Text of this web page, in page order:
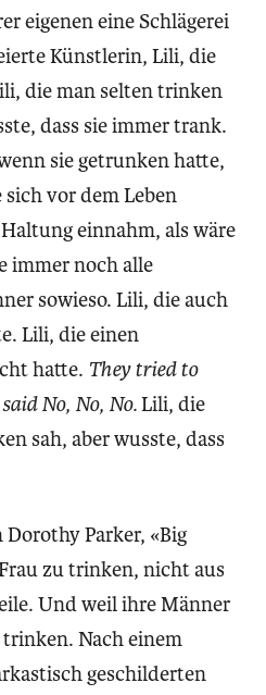
eigenen eine Schlägerei
Künstlerin, Lili, die
die man selten trinken
dass sie immer trank.
sie getrunken hatte,
vor dem Leben
einnahm, als wäre
immer noch alle
sowieso. Lili, die auch
Lili, die einen
hatte. They tried to
No, No, No.Lili, die
sah, aber wusste, dass
Parker, «Big
zu trinken, nicht aus
Und weil ihre Männer
Nach einem
geschilderten